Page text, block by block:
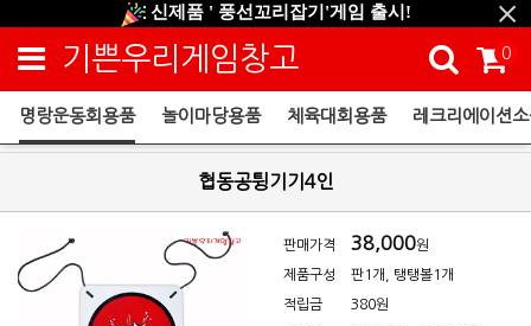
신제품 ' 풍선꼬리잡기'게임 출시!
신규회원 HAPPY EVENT 적립금 5,000원 증정
❤ 신제품 ' 컬링&볼링 ' 출시! ❤
기쁜우리게임창고 0
명랑운동회용품 놀이마당용품 체육대회용품 레크리에이션
협동공튕기기4인
판매가격 38,000원
제품구성 판1개, 탱탱볼1개
적립금 380원